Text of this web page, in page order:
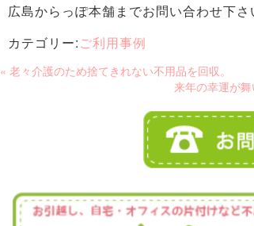
広島からっぽ本舗までお問い合わせ下さ
カテゴリー:ご利用事例
« 老々介護のため捨てきれない不用品を回収。
来年の幸運が